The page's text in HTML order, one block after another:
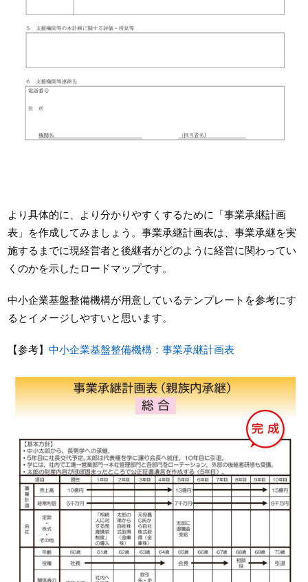
より具体的に、より分かりやすくするために「事業承継計画
表」を作成してみましょう。事業承継計画表は、事業承継を実
施するまでに現経営者と後継者がどのように経営に関わってい
くのかを示したロードマップです。
中小企業基盤整備機構が用意しているテンプレートを参考にす
るとイメージしやすいと思います。
【参考】中小企業基盤整備機構：事業承継計画表